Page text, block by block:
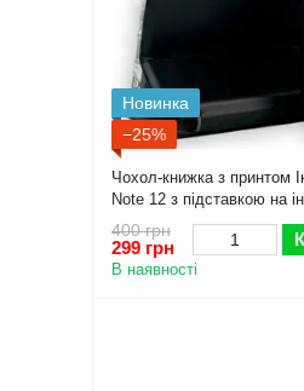
Новинка
−25%
Чохол-книжка з принтом
Note 12 з підставкою на
400 грн
299 грн
В наявності